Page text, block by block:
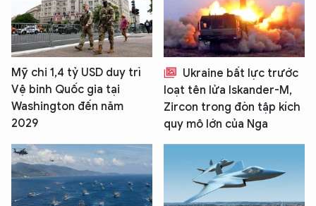
Mỹ chi 1,4 tỷ USD duy trì
Vệ binh Quốc gia tại
Washington đến năm
2029
Ukraine bất lực trước
loạt tên lửa Iskander-M,
Zircon trong đòn tập kích
quy mô lớn của Nga